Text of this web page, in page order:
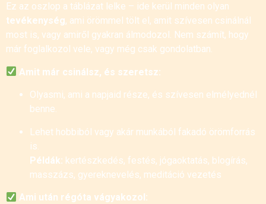
Ez az oszlop a táblázat lelke – ide kerül minden olyan
tevékenység, ami örömmel tölt el, amit szívesen csinálnál
most is, vagy amiről gyakran álmodozol. Nem számít, hogy
már foglalkozol vele, vagy még csak gondolatban.
Amit már csinálsz, és szeretsz:
Olyasmi, ami a napjaid része, és szívesen elmélyednél
benne.
Lehet hobbiból vagy akár munkából fakadó örömforrás
is.
Példák: kertészkedés, festés, jógaoktatás, blogírás,
masszázs, gyereknevelés, meditáció vezetés
Ami után régóta vágyakozol: